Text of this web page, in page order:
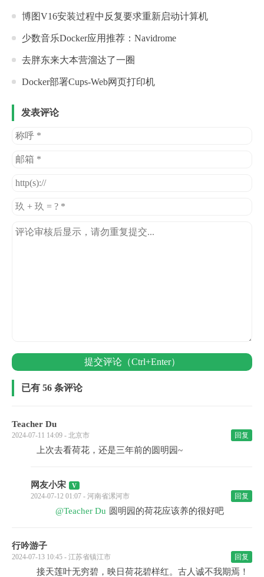
博图V16安装过程中反复要求重新启动计算机
少数音乐Docker应用推荐：Navidrome
去胖东来大本营溜达了一圈
Docker部署Cups-Web网页打印机
发表评论
提交评论（Ctrl+Enter）
已有 56 条评论
Teacher Du
2024-07-11 14:09 - 北京市 回复
上次去看荷花，还是三年前的圆明园~
网友小宋
2024-07-12 01:07 - 河南省漯河市 回复
@Teacher Du 圆明园的荷花应该养的很好吧
行吟游子
2024-07-13 10:45 - 江苏省镇江市 回复
接天莲叶无穷碧，映日荷花碧样红。古人诚不我期焉！